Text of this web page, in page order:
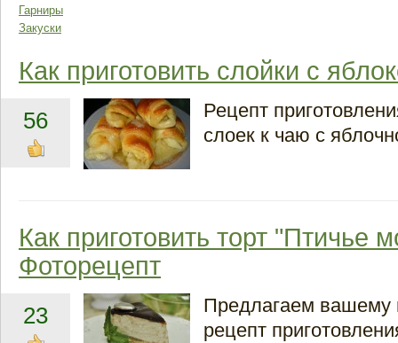
Гарниры
Закуски
Как приготовить слойки с
56
Рецепт
слоек к чаю с
Как приготовить торт "Птичье
Фоторецепт
23
Предлагаем вашему
рецепт